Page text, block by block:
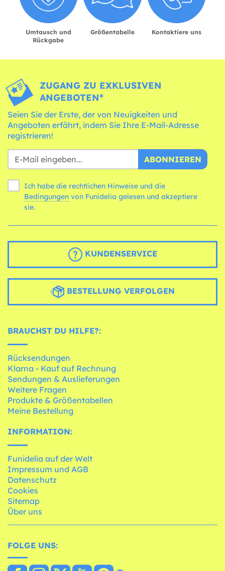
Umtausch und
Rückgabe
Größentabelle Kontaktiere uns
ZUGANG ZU EXKLUSIVEN
ANGEBOTEN*
Seien Sie der Erste, der von Neuigkeiten und
Angeboten erfährt, indem Sie Ihre E-Mail-Adresse
registrieren!
ABONNIEREN
Ich habe die rechtlichen Hinweise und die
Bedingungen
sie.
KUNDENSERVICE
BESTELLUNG VERFOLGEN
BRAUCHST DU HILFE?:
Rücksendungen
Klarna - Kauf auf Rechnung
Sendungen & Auslieferungen
Weitere Fragen
Produkte & Größentabellen
Meine Bestellung
INFORMATION:
Funidelia auf der Welt
Impressum und AGB
Datenschutz
Cookies
Sitemap
Über uns
FOLGE UNS: